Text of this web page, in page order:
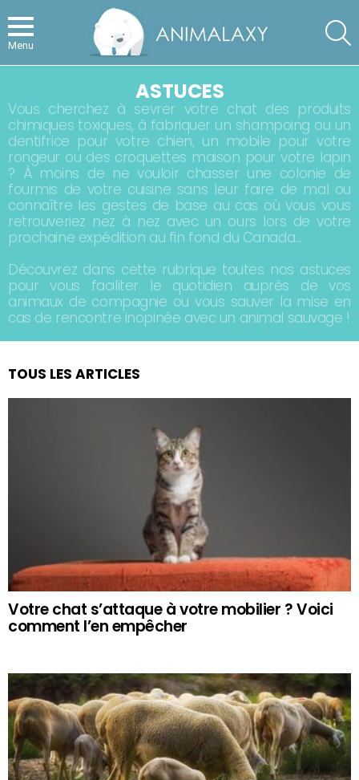
Menu
ASTUCES
Vous cherchez à sevrer votre chat des produits
chimiques toxiques, à fabriquer un shampoing ou un
dentifrice pour votre chien, un mobile pour votre
rongeur ou des croquettes maison pour votre lapin
? À moins de ne vouloir chasser une colonie de
fourmis de votre cuisine sans leur faire de mal ou
connaître les gestes de base au cas où vous vous
retrouveriez nez à nez avec un ours lors de votre
prochaine expédition au fin fond du Canada…
Découvrez dans cette rubrique toutes nos astuces
pour vous faciliter le quotidien auprès de vos
animaux de compagnie ou vous sauver la mise en
cas de rencontre inopinée avec un animal sauvage !
TOUS LES ARTICLES
Votre chat s’attaque à votre mobilier ? Voici
comment l’en empêcher